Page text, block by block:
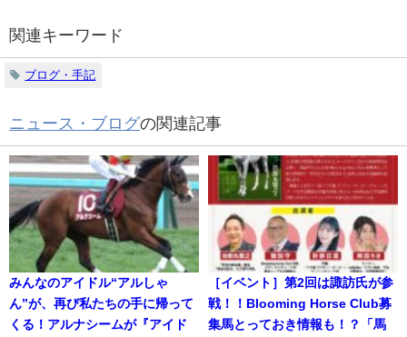
関連キーワード
ブログ・手記
ニュース・ブログの関連記事
みんなのアイドル“アルしゃ
ん”が、再び私たちの手に帰って
くる！アルナシームが『アイド
［イベント］第2回は諏訪氏が参
戦！！Blooming Horse Club募
集馬とっておき情報も！？「馬